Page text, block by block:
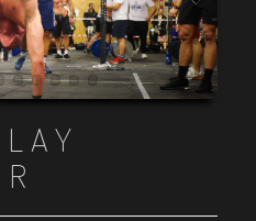
3 4
Item 5
Item 6
Item 7
Item 8
Item 9
Item 10